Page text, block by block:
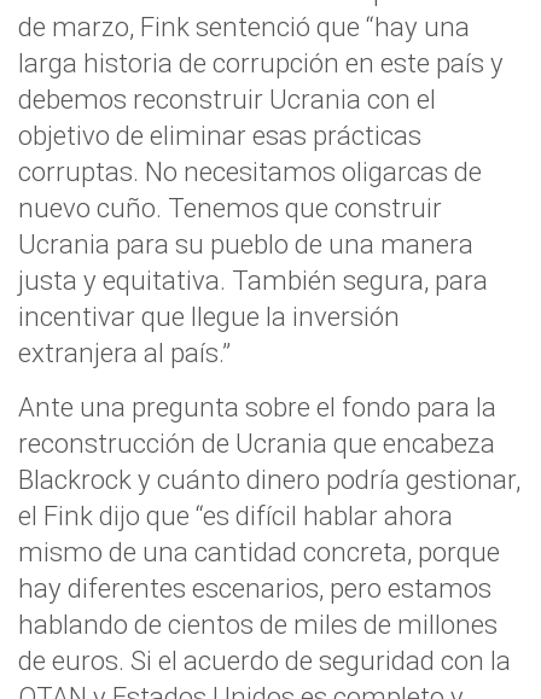
de marzo, Fink sentenció que “hay una
larga historia de corrupción en este país y
debemos reconstruir Ucrania con el
objetivo de eliminar esas prácticas
corruptas. No necesitamos oligarcas de
nuevo cuño. Tenemos que construir
Ucrania para su pueblo de una manera
justa y equitativa. También segura, para
incentivar que llegue la inversión
extranjera al país.”
Ante una pregunta sobre el fondo para la
reconstrucción de Ucrania que encabeza
Blackrock y cuánto dinero podría gestionar,
el Fink dijo que “es difícil hablar ahora
mismo de una cantidad concreta, porque
hay diferentes escenarios, pero estamos
hablando de cientos de miles de millones
de euros. Si el acuerdo de seguridad con la